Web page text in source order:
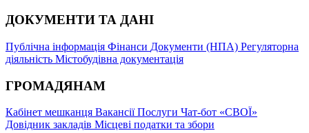
ДОКУМЕНТИ ТА ДАНІ
Публічна інформація Фінанси Документи (НПА) Регуляторна
діяльність Містобудівна документація
ГРОМАДЯНАМ
Кабінет мешканця ВакансіїПослуги Чат-бот «СВОЇ»
Довідник закладів Місцеві податки та збори